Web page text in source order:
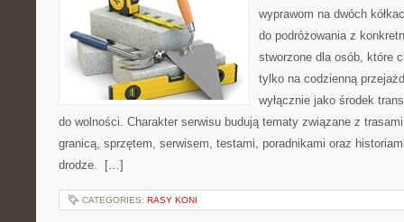
wyprawom na dwóch
do podróżowania z
stworzone dla osób, które
tylko na codzienną
wyłącznie jako środek
do wolności. Charakter serwisu budują tematy związane z
granicą, sprzętem, serwisem, testami, poradnikami oraz
drodze. […]
CATEGORIES: RASY KONI